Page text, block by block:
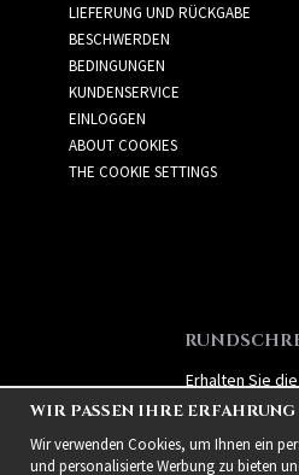
LIEFERUNG UND RÜCKGABE
BESCHWERDEN
BEDINGUNGEN
KUNDENSERVICE
EINLOGGEN
ABOUT COOKIES
THE COOKIE SETTINGS
Erhalten Sie
Angebote und
neue
WIR PASSEN IHRE ERFAHRUNG
Wir verwenden Cookies, um Ihnen ein
und personalisierte Werbung zu bieten